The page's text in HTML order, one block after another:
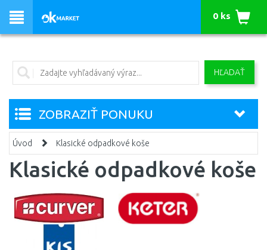
HĽADAŤ
0 ks
ZOBRAZIŤ PONUKU
Úvod Klasické odpadkové koše
Klasické odpadkové koše